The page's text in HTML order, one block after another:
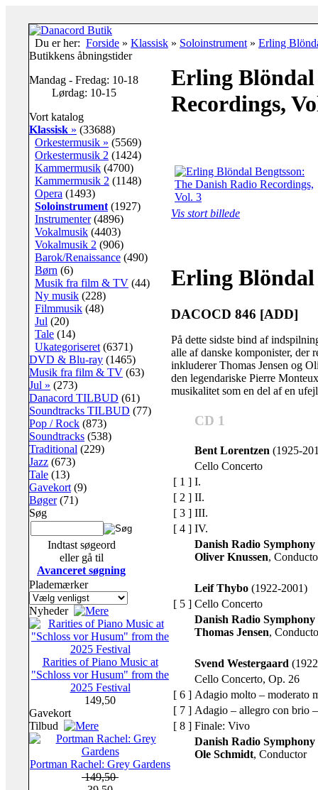
Du er her: Forside » Klassisk » Soloinstrument » Erling
Butikkens åbningstider
Mandag - Fredag: 10-18
Lørdag: 10-15
Vort katalog
Klassisk » (33688)
Orkestermusik » (5569)
Orkestermusik 2 (1424)
Kammermusik (4700)
Kammermusik 2 (1148)
Opera (1493)
Soloinstrument (1927)
Instrumenter(4896)
Vokalmusik (4403)
Vokalmusik 2 (906)
Barok/Renaissance (490)
Børn (6)
Musik fra film & TV (44)
Ny musik (228)
Filmmusik (48)
Jul (20)
Tale (14)
Ukategoriseret (6371)
DVD & Blu-ray (1465)
Musik fra film & TV (63)
Jul » (273)
Danacord TILBUD (61)
Soundtracks TILBUD (77)
Pop / Rock (873)
Soundtracks (538)
Traditional (229)
Jazz (673)
Tale (13)
Gavekort (9)
Bøger(71)
Søg
Indtast søgeord
eller gå til
Avanceret søgning
Plademærker
Nyheder
Rarities of Piano Music at
"Schloss vor Husum" from the
2025 Festival
149,50
Gavekort
Tilbud
Portman Rachel: Grey Gardens
149,50
Erling Blöndal
Recordings,
Vis stort billede
Erling Blöndal
DACOCD 846 [ADD]
På dette sidste bind af
alle af danske komponister, der
inkluderer Thomas Jensen og
den legendariske Pierre
musikalitet som en del af en
CD 1
Bent Lorentzen (1925-
Cello Concerto
[ 1 ] I.
[ 2 ] II.
[ 3 ] III.
[ 4 ] IV.
Danish Radio
Oliver Knussen,
Leif Thybo (1922-2001)
[ 5 ] Cello Concerto
Danish Radio
Thomas Jensen,
Svend Westergaard
Cello Concerto, Op. 26
[ 6 ] Adagio molto – moderato
[ 7 ] Adagio – allegro con brio
[ 8 ] Finale: Vivo
Danish Radio
Ole Schmidt, Conductor